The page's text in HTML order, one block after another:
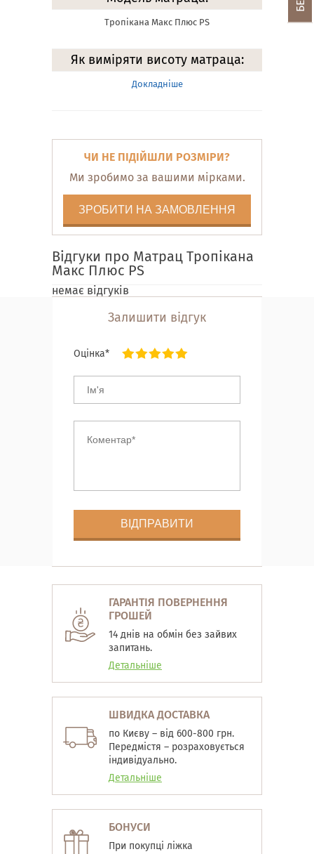
Тропікана Макс Плюс PS
Як виміряти висоту матраца:
Докладніше
ЧИ НЕ ПІДІЙШЛИ РОЗМІРИ?
Ми зробимо за вашими мірками.
ЗРОБИТИ НА ЗАМОВЛЕННЯ
Відгуки про Матрац Тропікана
Макс Плюс PS
немає відгуків
Залишити відгук
Оцінка*
ГАРАНТІЯ ПОВЕРНЕННЯ
ГРОШЕЙ
14 днів на обмін без зайвих
запитань.
Детальніше
ШВИДКА ДОСТАВКА
по Києву – від 600-800 грн.
Передмістя – розраховується
індивідуально.
Детальніше
БОНУСИ
При покупці ліжка